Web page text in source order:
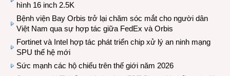
hình 16 inch 2.5K
Bệnh viện Bay Orbis trở lại chăm sóc mắt cho người dân
Việt Nam qua sự hợp tác giữa FedEx và Orbis
Fortinet và Intel hợp tác phát triển chip xử lý an ninh mạng
SPU thế hệ mới
Sức mạnh các hộ chiếu trên thế giới năm 2026